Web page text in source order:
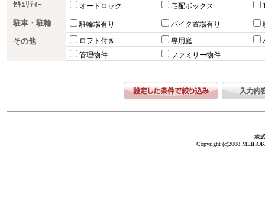
ｾｷｭﾘﾃｨｰ オートロック 宅配ボックス
駐車・駐輪 駐輪場有り バイク置場有り
その他 ロフト付き 専用庭
管理物件
ファミリー物件
株
Copyright (c)2008